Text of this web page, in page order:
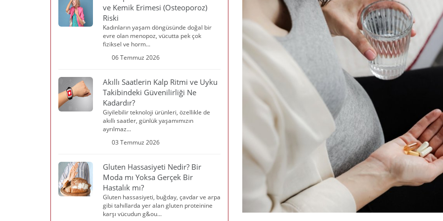
ve Kemik Erimesi (Osteoporoz)
Riski
Kadınların yaşam döngüsünde doğal bir
evre olan menopoz, vücutta pek çok
fiziksel ve horm...
06 Temmuz 2026
Akıllı Saatlerin Kalp Ritmi ve Uyku
Takibindeki Güvenilirliği Ne
Kadardır?
Giyilebilir teknoloji ürünleri, özellikle de
akıllı saatler, günlük yaşamımızın
ayrılmaz...
03 Temmuz 2026
Gluten Hassasiyeti Nedir? Bir
Moda mı Yoksa Gerçek Bir
Hastalık mı?
Gluten hassasiyeti, buğday, çavdar ve arpa
gibi tahıllarda yer alan gluten proteinine
karşı vücudun g&ou...